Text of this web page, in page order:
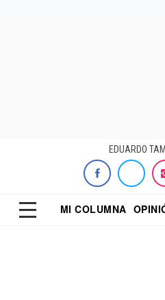
EDUARDO
MI COLUMNA